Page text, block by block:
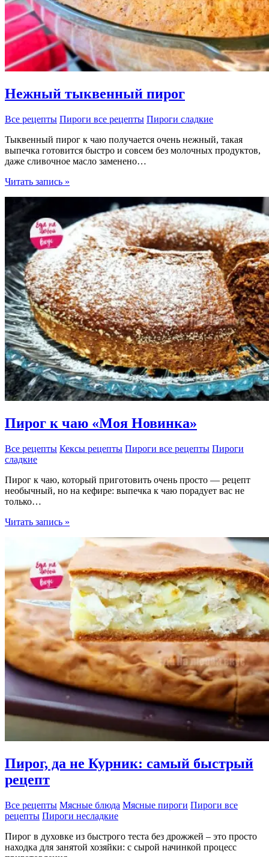
Нежный тыквенный пирог
Все рецепты Пироги все рецепты Пироги сладкие
Тыквенный пирог к чаю получается очень нежный, такая
выпечка готовится быстро и совсем без молочных продуктов,
даже сливочное масло заменено…
Нежный
пирог
Читать запись »
Пирог к чаю «Моя Новинка»
Все рецепты Кексы рецепты Пироги все рецепты Пироги
сладкие
Пирог к чаю, который приготовить очень просто — рецепт
необычный, но на кефире: выпечка к чаю порадует вас не
только…
Пирог
Новинка»
Читать запись »
Пирог, да не Курник: самый быстрый
рецепт
Все рецепты Мясные блюда Мясные пироги Пироги все
рецепты Пироги несладкие
Пирог в духовке из быстрого теста без дрожжей – это просто
находка для занятой хозяйки: с сырой начинкой процесс